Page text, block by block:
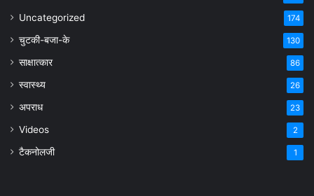
Uncategorized 174
चुटकी-बजा-के 130
साक्षात्कार 86
स्वास्थ्य 26
अपराध 23
Videos 2
टैकनोलजी 1